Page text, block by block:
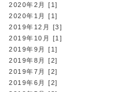
2020年2月 [1]
2020年1月 [1]
2019年12月 [3]
2019年10月 [1]
2019年9月 [1]
2019年8月 [2]
2019年7月 [2]
2019年6月 [2]